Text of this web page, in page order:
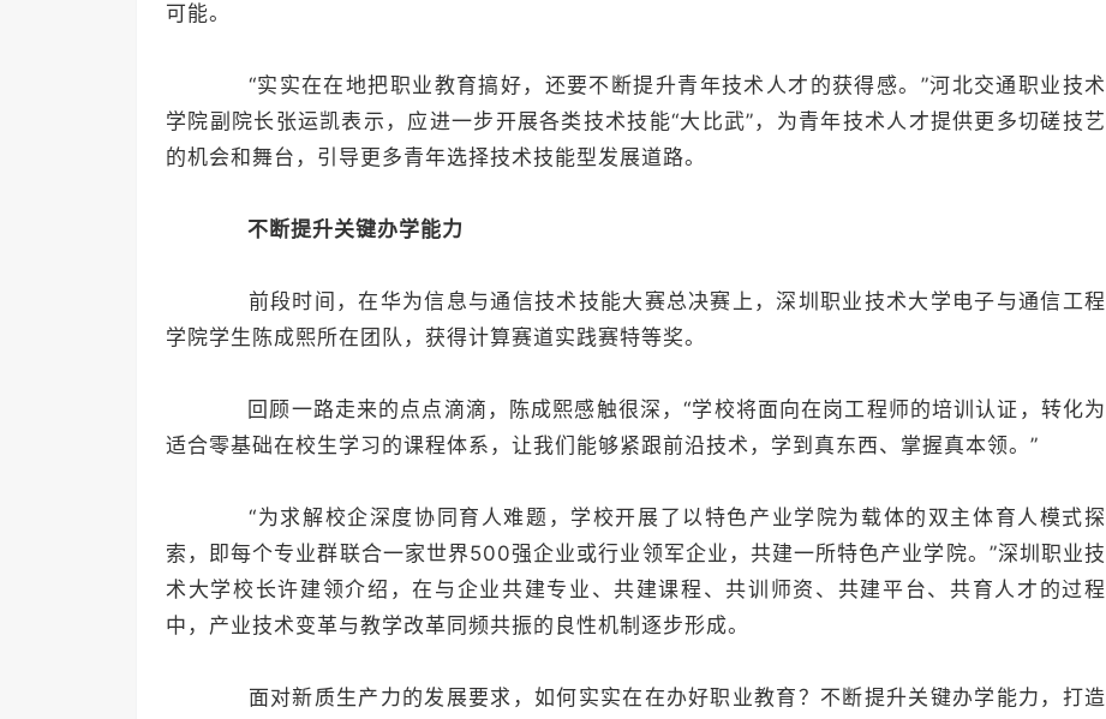
可能。
“实实在在地把职业教育搞好，还要不断提升青年技术人才的获得感。”河北交通职业技术
学院副院长张运凯表示，应进一步开展各类技术技能“大比武”，为青年技术人才提供更多切磋技艺
的机会和舞台，引导更多青年选择技术技能型发展道路。
不断提升关键办学能力
前段时间，在华为信息与通信技术技能大赛总决赛上，深圳职业技术大学电子与通信工程
学院学生陈成熙所在团队，获得计算赛道实践赛特等奖。
回顾一路走来的点点滴滴，陈成熙感触很深，“学校将面向在岗工程师的培训认证，转化为
适合零基础在校生学习的课程体系，让我们能够紧跟前沿技术，学到真东西、掌握真本领。”
“为求解校企深度协同育人难题，学校开展了以特色产业学院为载体的双主体育人模式探
索，即每个专业群联合一家世界500强企业或行业领军企业，共建一所特色产业学院。”深圳职业技
术大学校长许建领介绍，在与企业共建专业、共建课程、共训师资、共建平台、共育人才的过程
中，产业技术变革与教学改革同频共振的良性机制逐步形成。
面对新质生产力的发展要求，如何实实在在办好职业教育？不断提升关键办学能力，打造